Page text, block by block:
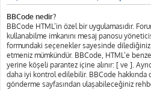
BBCode nedir?
BBCode HTML’in özel bir uygulamasıdır.
kullanabilme imkanını mesaj panosu
formundaki seçenekler sayesinde dilediğiniz
etmeniz mümkündür. BBCode, HTML’e
yerine köşeli parantez içine alınır: [ ve ].
daha iyi kontrol edilebilir. BBCode
gönderme sayfasından ulaşabileceğiniz